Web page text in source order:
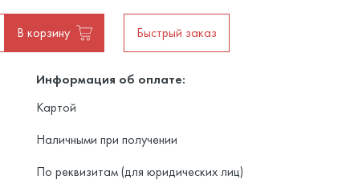
В корзину Быстрый заказ
Информация об оплате:
Картой
Наличными при получении
По реквизитам (для юридических лиц)